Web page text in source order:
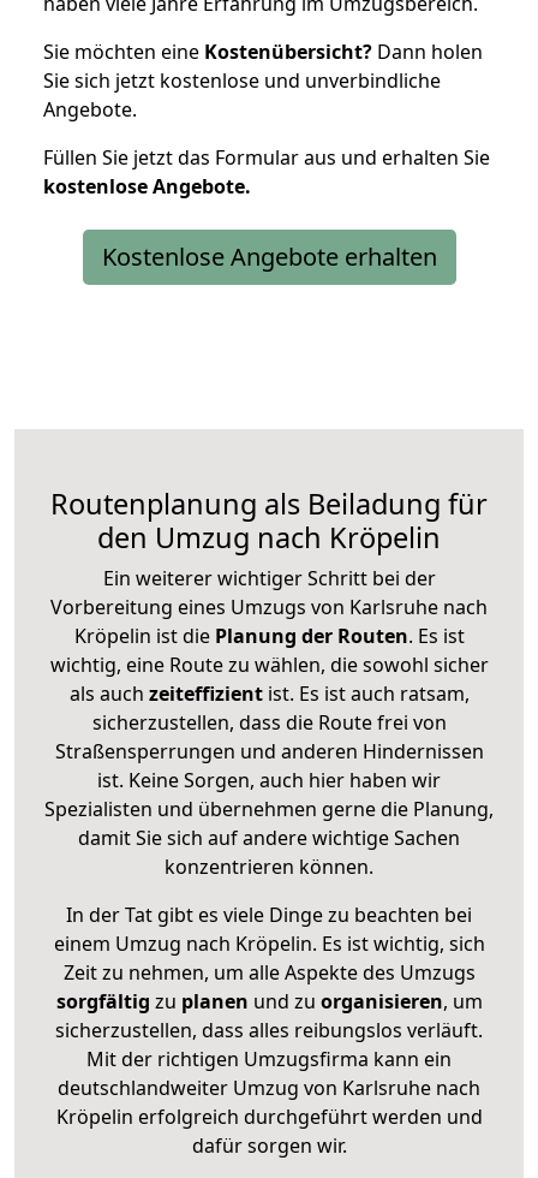
Sie möchten eine Kostenübersicht? Dann holen
Sie sich jetzt kostenlose und unverbindliche
Angebote.
Füllen Sie jetzt das Formular aus und erhalten Sie
kostenloseAngebote.
Kostenlose Angebote erhalten
Routenplanung als Beiladung für
den Umzug nach Kröpelin
Ein weiterer wichtiger Schritt bei der
Vorbereitung eines Umzugs von Karlsruhe nach
Kröpelin ist diePlanung der Routen. Es ist
wichtig, eine Route zu wählen, die sowohl sicher
als auch zeiteffizientist. Es ist auch ratsam,
sicherzustellen, dass die Route frei von
Straßensperrungen und anderen Hindernissen
ist. Keine Sorgen, auch hier haben wir
Spezialisten und übernehmen gerne die Planung,
damit Sie sich auf andere wichtige Sachen
konzentrieren können.
In der Tat gibt es viele Dinge zu beachten bei
einem Umzug nach Kröpelin. Es ist wichtig, sich
Zeit zu nehmen, um alle Aspekte des Umzugs
sorgfältig zu planen und zu organisieren, um
sicherzustellen, dass alles reibungslos verläuft.
Mit der richtigen Umzugsfirma kann ein
deutschlandweiter Umzug von Karlsruhe nach
Kröpelin erfolgreich durchgeführt werden und
dafür sorgen wir.